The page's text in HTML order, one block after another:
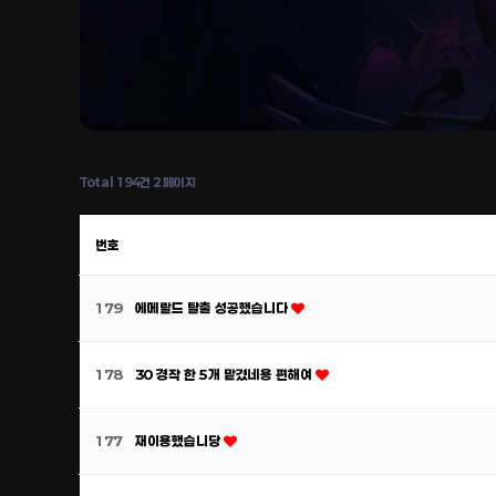
Total 194건 2 페이지
번호
179 에메랄드 탈출 성공했습니다
178 30 경작 한 5개 맡겼네용 편해여
177 재이용했습니당